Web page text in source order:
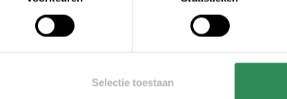
Selectie toestaan
Onze opdrachtgevers zijn
ondernemers uit het midden- en
kleinbedrijf, agrarische ondernemers,
particulieren én hobbyisten op het